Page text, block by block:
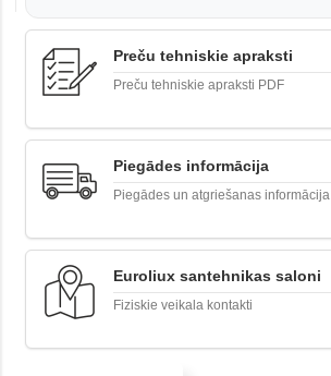
Preču tehniskie apraksti
Preču tehniskie apraksti PDF
Piegādes informācija
Piegādes un atgriešanas informācija
Euroliux santehnikas saloni
Fiziskie veikala kontakti